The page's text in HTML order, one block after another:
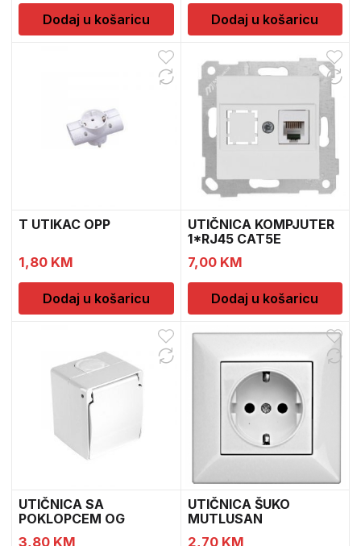
Dodaj u košaricu Dodaj u košaricu
T UTIKAC OPP
1,80 KM
Dodaj u košaricu
UTIČNICA KOMPJUTER
1*RJ45 CAT5E
MUTLUSAN
7,00 KM
Dodaj u košaricu
UTIČNICA SA
POKLOPCEM OG
3,80 KM
UTIČNICA ŠUKO
MUTLUSAN
2,70 KM